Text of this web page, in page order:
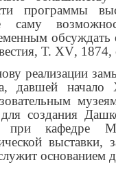
программы
саму
обсуждать
Т. XV, 1874,
реализации
давшей начало
создания
при кафедре
основанием